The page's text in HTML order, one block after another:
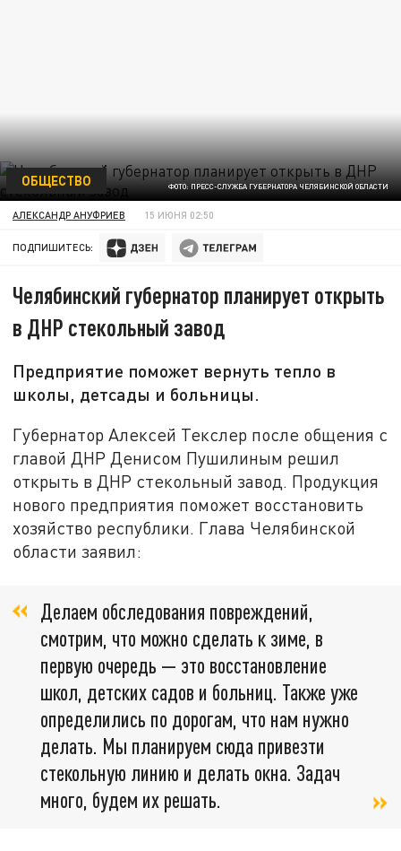
ФОТО: ПРЕСС-СЛУЖБА ГУБЕРНАТОРА ЧЕЛЯБИНСКОЙ ОБЛАСТИ
ОБЩЕСТВО
АЛЕКСАНДР АНУФРИЕВ 15 ИЮНЯ 02:50
ПОДПИШИТЕСЬ:
Челябинский губернатор планирует открыть
в ДНР стекольный завод
Предприятие поможет вернуть тепло в
школы, детсады и больницы.
Губернатор Алексей Текслер после общения с
главой ДНР Денисом Пушилиным решил
открыть в ДНР стекольный завод. Продукция
нового предприятия поможет восстановить
хозяйство республики. Глава Челябинской
области заявил:
Делаем обследования повреждений,
смотрим, что можно сделать к зиме, в
первую очередь — это восстановление
школ, детских садов и больниц. Также уже
определились по дорогам, что нам нужно
делать. Мы планируем сюда привезти
стекольную линию и делать окна. Задач
много, будем их решать.